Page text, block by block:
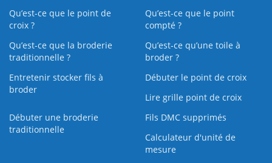
Qu’est-ce que le point de
croix ?
Qu’est-ce que le point
compté ?
Qu’est-ce que la broderie
traditionnelle ?
Qu’est‑ce qu’une toile à
broder ?
Entretenir stocker fils à
broder
Débuter le point de croix
Lire grille point de croix
Débuter une broderie
traditionnelle
Fils DMC supprimés
Calculateur d'unité de
mesure